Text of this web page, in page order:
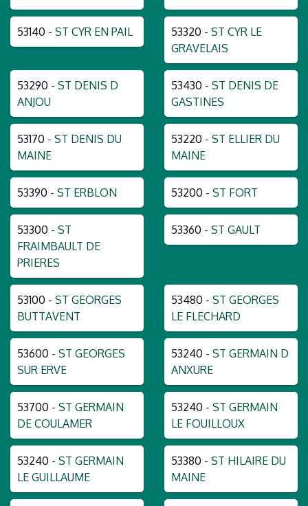
53140 - ST CYR EN PAIL 53320 - ST CYR LE
GRAVELAIS
53290 - ST DENIS D
ANJOU
53430 - ST DENIS DE
GASTINES
53170 - ST DENIS DU
MAINE
53220 - ST ELLIER DU
MAINE
53390 - ST ERBLON 53200 - ST FORT
53300 - ST
FRAIMBAULT DE
PRIERES
53360 - ST GAULT
53100 - ST GEORGES
BUTTAVENT
53480 - ST GEORGES
LE FLECHARD
53600 - ST GEORGES
SUR ERVE
53240 - ST GERMAIN D
ANXURE
53700 - ST GERMAIN
DE COULAMER
53240 - ST GERMAIN
LE FOUILLOUX
53240 - ST GERMAIN
LE GUILLAUME
53380 - ST HILAIRE DU
MAINE